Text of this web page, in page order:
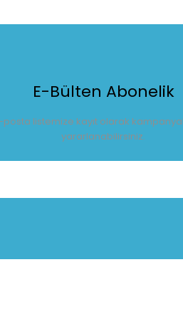
E-Bülten Abonelik
posta listemize kayıt olarak
yararlanabilirsiniz.